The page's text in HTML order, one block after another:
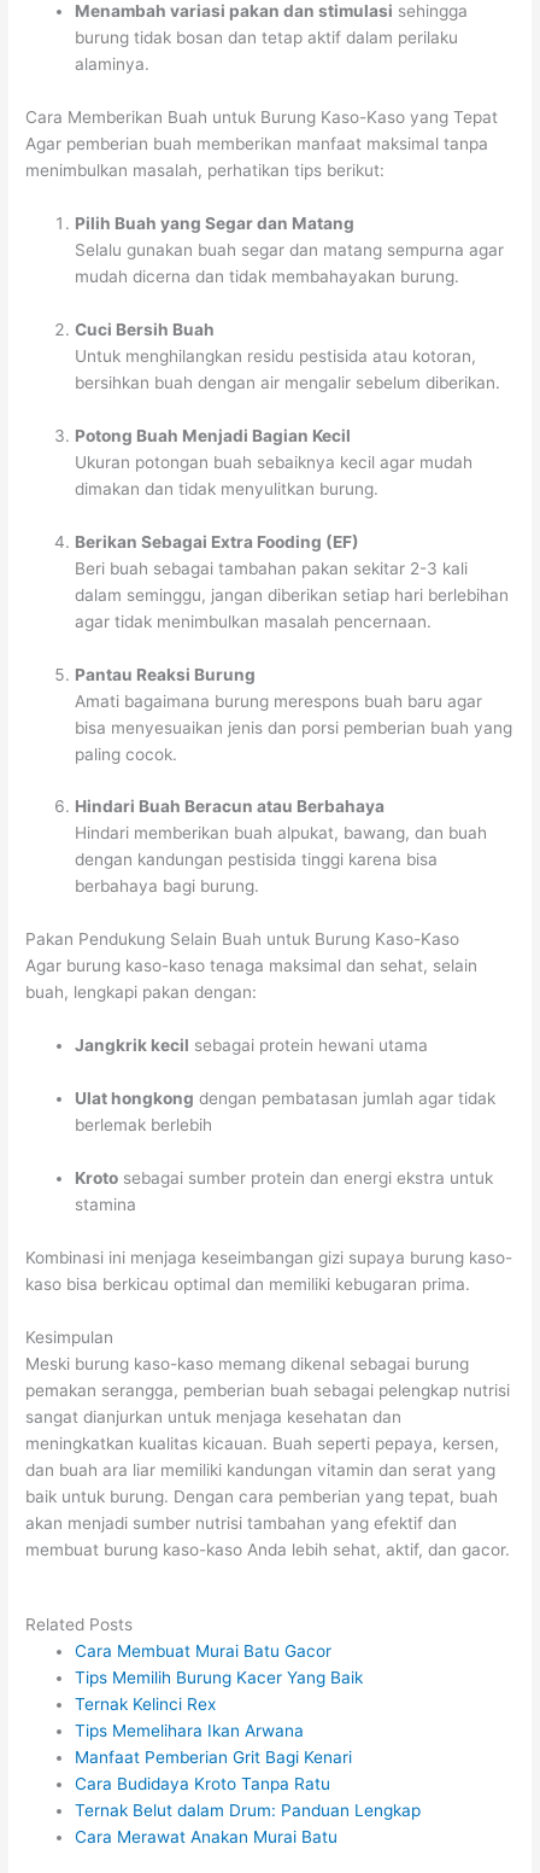
Menambah variasi pakan dan stimulasi sehingga
burung tidak bosan dan tetap aktif dalam perilaku
alaminya.
Cara Memberikan Buah untuk Burung Kaso-Kaso yang Tepat
Agar pemberian buah memberikan manfaat maksimal tanpa
menimbulkan masalah, perhatikan tips berikut:
Pilih Buah yang Segar dan Matang
Selalu gunakan buah segar dan matang sempurna agar
mudah dicerna dan tidak membahayakan burung.
Cuci Bersih Buah
Untuk menghilangkan residu pestisida atau kotoran,
bersihkan buah dengan air mengalir sebelum diberikan.
Potong Buah Menjadi Bagian Kecil
Ukuran potongan buah sebaiknya kecil agar mudah
dimakan dan tidak menyulitkan burung.
Berikan Sebagai Extra Fooding (EF)
Beri buah sebagai tambahan pakan sekitar 2-3 kali
dalam seminggu, jangan diberikan setiap hari berlebihan
agar tidak menimbulkan masalah pencernaan.
Pantau Reaksi Burung
Amati bagaimana burung merespons buah baru agar
bisa menyesuaikan jenis dan porsi pemberian buah yang
paling cocok.
Hindari Buah Beracun atau Berbahaya
Hindari memberikan buah alpukat, bawang, dan buah
dengan kandungan pestisida tinggi karena bisa
berbahaya bagi burung.
Pakan Pendukung Selain Buah untuk Burung Kaso-Kaso
Agar burung kaso-kaso tenaga maksimal dan sehat, selain
buah, lengkapi pakan dengan:
Jangkrik kecil sebagai protein hewani utama
Ulat hongkong dengan pembatasan jumlah agar tidak
berlemak berlebih
Kroto sebagai sumber protein dan energi ekstra untuk
stamina
Kombinasi ini menjaga keseimbangan gizi supaya burung kaso-
kaso bisa berkicau optimal dan memiliki kebugaran prima.
Kesimpulan
Meski burung kaso-kaso memang dikenal sebagai burung
pemakan serangga, pemberian buah sebagai pelengkap nutrisi
sangat dianjurkan untuk menjaga kesehatan dan
meningkatkan kualitas kicauan. Buah seperti pepaya, kersen,
dan buah ara liar memiliki kandungan vitamin dan serat yang
baik untuk burung. Dengan cara pemberian yang tepat, buah
akan menjadi sumber nutrisi tambahan yang efektif dan
membuat burung kaso-kaso Anda lebih sehat, aktif, dan gacor.
Related Posts
Cara Membuat Murai Batu Gacor
Tips Memilih Burung Kacer Yang Baik
Ternak Kelinci Rex
Tips Memelihara Ikan Arwana
Manfaat Pemberian Grit Bagi Kenari
Cara Budidaya Kroto Tanpa Ratu
Ternak Belut dalam Drum: Panduan Lengkap
Cara Merawat Anakan Murai Batu